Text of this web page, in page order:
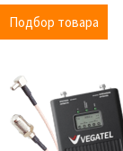
Подбор товара